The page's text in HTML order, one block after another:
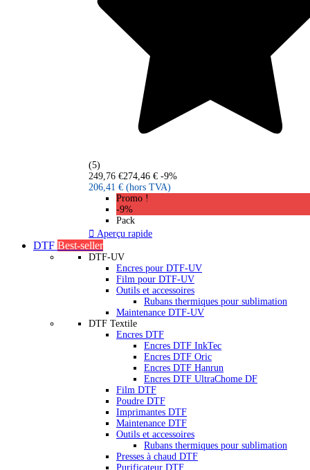
(5)
249,76 €274,46 € -9%
206,41 € (hors TVA)
Promo !
-9%
Pack
 Aperçu rapide
DTF Best-seller
DTF-UV
Encres pour DTF-UV
Film pour DTF-UV
Outils et accessoires
Rubans thermiques pour sublimation
Maintenance DTF-UV
DTF Textile
Encres DTF
Encres DTF InkTec
Encres DTF Oric
Encres DTF Hanrun
Encres DTF UltraChome DF
Film DTF
Poudre DTF
Imprimantes DTF
Maintenance DTF
Outils et accessoires
Rubans thermiques pour sublimation
Presses à chaud DTF
Purificateur DTF